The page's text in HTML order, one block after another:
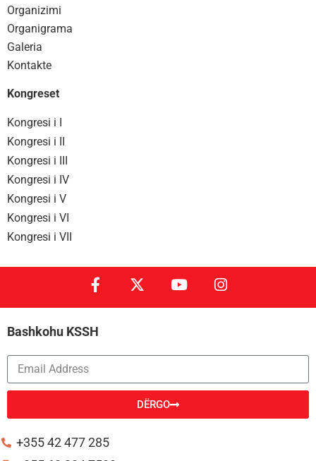
Organizimi
Organigrama
Galeria
Kontakte
Kongreset
Kongresi i I
Kongresi i II
Kongresi i III
Kongresi i IV
Kongresi i V
Kongresi i VI
Kongresi i VII
Bashkohu KSSH
DËRGO
+355 42 477 285